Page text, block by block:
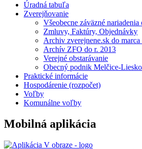
Úradná tabuľa
Zverejňovanie
Všeobecne záväzné nariadenia
Zmluvy, Faktúry, Objednávky
Archiv zverejnene.sk do marca
Archív ZFO do r. 2013
Verejné obstarávanie
Obecný podnik Melčice-
Praktické informácie
Hospodárenie (rozpočet)
Voľby
Komunálne voľby
Mobilná aplikácia